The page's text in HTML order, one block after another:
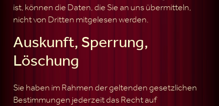
ist, können die Daten, die Sie an uns übermitteln,
nicht von Dritten mitgelesen werden.
Auskunft, Sperrung,
Löschung
Sie haben im Rahmen der geltenden gesetzlichen
Bestimmungen jederzeit das Recht auf